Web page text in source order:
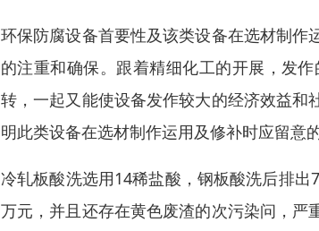
环保防腐设备首要性及该类设备在选材制
的注重和确保。跟着精细化工的开展，发
转，一起又能使设备发作较大的经济效益
明此类设备在选材制作运用及修补时应留意的
冷轧板酸洗选用14稀盐酸，钢板酸洗后排
万元，并且还存在黄色废渣的次污染问，